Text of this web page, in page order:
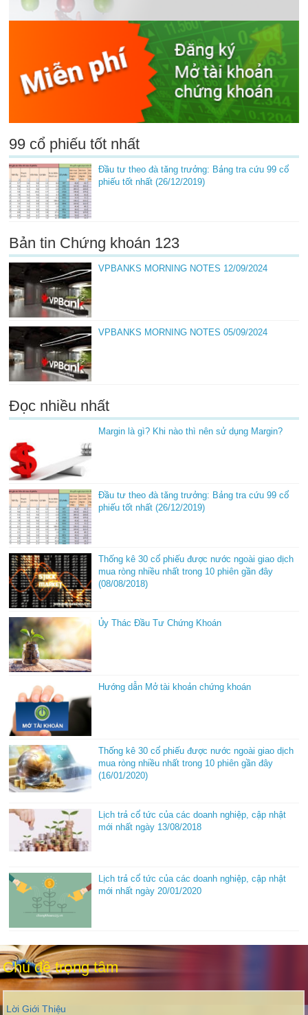
99 cổ phiếu tốt nhất
Đầu tư theo đà tăng trưởng: Bảng tra cứu 99 cổ
phiếu tốt nhất (26/12/2019)
Bản tin Chứng khoán 123
VPBANKS MORNING NOTES 12/09/2024
VPBANKS MORNING NOTES 05/09/2024
Đọc nhiều nhất
Margin là gì? Khi nào thì nên sử dụng Margin?
Đầu tư theo đà tăng trưởng: Bảng tra cứu 99 cổ
phiếu tốt nhất (26/12/2019)
Thống kê 30 cổ phiếu được nước ngoài giao dịch
mua ròng nhiều nhất trong 10 phiên gần đây
(08/08/2018)
Ủy Thác Đầu Tư Chứng Khoán
Hướng dẫn Mở tài khoản chứng khoán
Thống kê 30 cổ phiếu được nước ngoài giao dịch
mua ròng nhiều nhất trong 10 phiên gần đây
(16/01/2020)
Lịch trả cổ tức của các doanh nghiệp, cập nhật
mới nhất ngày 13/08/2018
Lịch trả cổ tức của các doanh nghiệp, cập nhật
mới nhất ngày 20/01/2020
Chủ đề trọng tâm
Lời Giới Thiệu